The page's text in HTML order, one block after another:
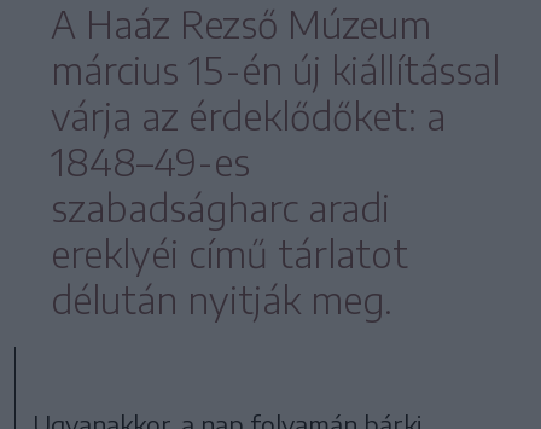
A Haáz Rezső Múzeum
március 15-én új kiállítással
várja az érdeklődőket: a
1848–49-es
szabadságharc aradi
ereklyéi című tárlatot
délután nyitják meg.